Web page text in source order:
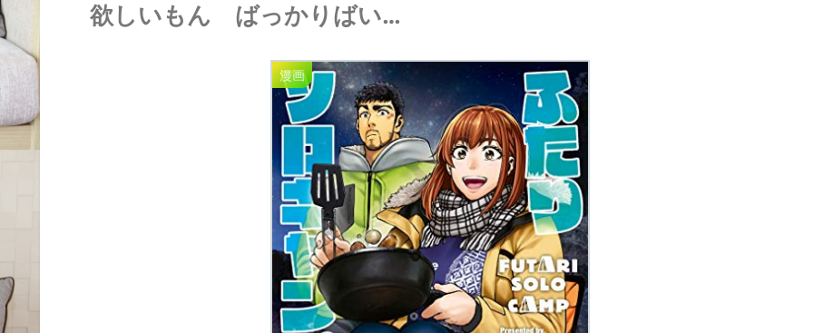
欲しいもん ばっかりばい…
漫画